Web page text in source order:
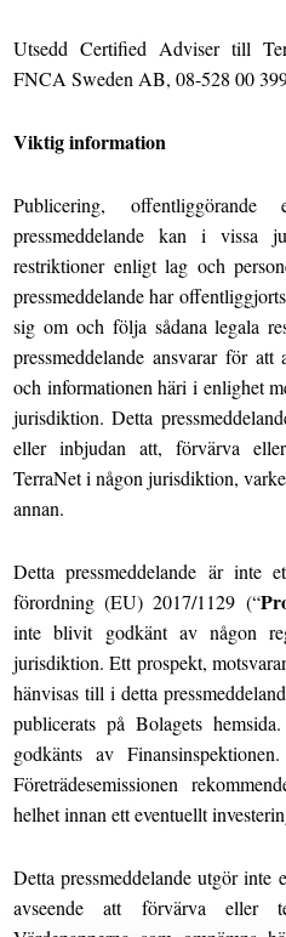
Utsedd Certified Adviser till
FNCA Sweden AB, 08-528 00
Viktig information
Publicering,
pressmeddelande kan i vissa
restriktioner enligt lag och
pressmeddelande har
sig om och följa sådana legala
pressmeddelande ansvarar för att
och informationen häri i enlighet
jurisdiktion. Detta
eller inbjudan att, förvärva
TerraNet i någon jurisdiktion,
annan.
Detta pressmeddelande är inte
förordning (EU) 2017/1129 (“
inte blivit godkänt av någon
jurisdiktion. Ett prospekt,
hänvisas till i detta
publicerats på Bolagets
godkänts av
Företrädesemissionen
helhet innan ett eventuellt
Detta pressmeddelande utgör inte
avseende att förvärva eller